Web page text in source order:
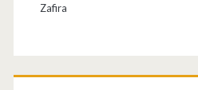
Zafira